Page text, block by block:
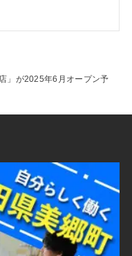
」が2025年6月オープン予